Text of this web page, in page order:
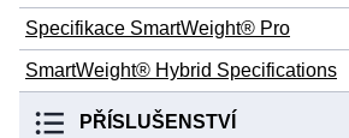
Specifikace SmartWeight® Pro
SmartWeight® Hybrid Specifications
PŘÍSLUŠENSTVÍ